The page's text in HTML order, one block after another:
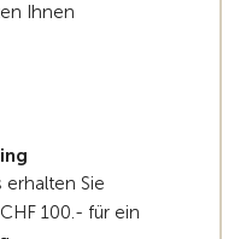
Ihnen
erhalten Sie
100.- für ein